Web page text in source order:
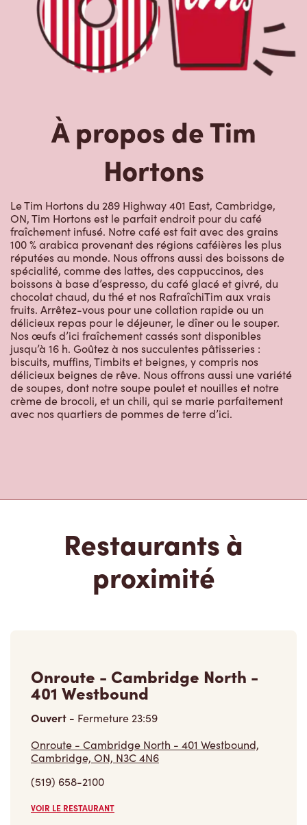
À propos de Tim
Hortons
Le Tim Hortons du 289 Highway 401 East, Cambridge,
ON, Tim Hortons est le parfait endroit pour du café
fraîchement infusé. Notre café est fait avec des grains
100 % arabica provenant des régions caféières les plus
réputées au monde. Nous offrons aussi des boissons de
spécialité, comme des lattes, des cappuccinos, des
boissons à base d’espresso, du café glacé et givré, du
chocolat chaud, du thé et nos RafraîchiTim aux vrais
fruits. Arrêtez-vous pour une collation rapide ou un
délicieux repas pour le déjeuner, le dîner ou le souper.
Nos œufs d’ici fraîchement cassés sont disponibles
jusqu’à 16 h. Goûtez à nos succulentes pâtisseries :
biscuits, muffins, Timbits et beignes, y compris nos
délicieux beignes de rêve. Nous offrons aussi une variété
de soupes, dont notre soupe poulet et nouilles et notre
crème de brocoli, et un chili, qui se marie parfaitement
avec nos quartiers de pommes de terre d’ici.
Restaurants à
proximité
Onroute - Cambridge North -
401 Westbound
Ouvert - Fermeture23:59
Onroute - Cambridge North - 401 Westbound,
Cambridge, ON, N3C 4N6
(519) 658-2100
VOIR LE RESTAURANT